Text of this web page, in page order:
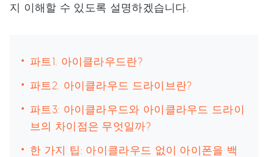
지 이해할 수 있도록 설명하겠습니다.
파트1. 아이클라우드란?
파트2. 아이클라우드 드라이브란?
파트3: 아이클라우드와 아이클라우드 드라이
브의 차이점은 무엇일까?
한 가지 팁: 아이클라우드 없이 아이폰을 백